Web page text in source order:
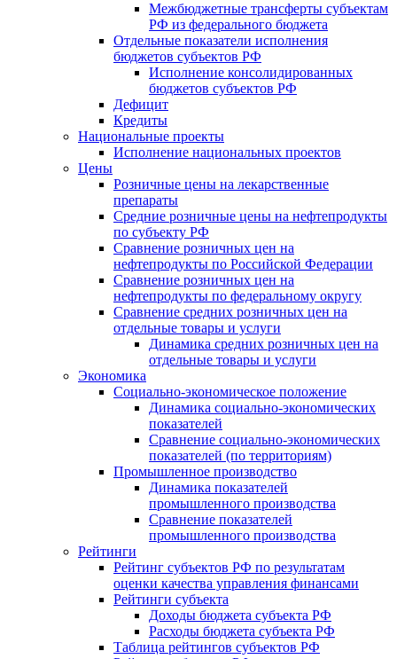
Межбюджетные трансферты субъектам
РФ из федерального бюджета
Отдельные показатели исполнения
бюджетов субъектов РФ
Исполнение консолидированных
бюджетов субъектов РФ
Дефицит
Кредиты
Национальные проекты
Исполнение национальных проектов
Цены
Розничные цены на лекарственные
препараты
Средние розничные цены на нефтепродукты
по субъекту РФ
Сравнение розничных цен на
нефтепродукты по Российской Федерации
Сравнение розничных цен на
нефтепродукты по федеральному округу
Сравнение средних розничных цен на
отдельные товары и услуги
Динамика средних розничных цен на
отдельные товары и услуги
Экономика
Социально-экономическое положение
Динамика социально-экономических
показателей
Сравнение социально-экономических
показателей (по территориям)
Промышленное производство
Динамика показателей
промышленного производства
Сравнение показателей
промышленного производства
Рейтинги
Рейтинг субъектов РФ по результатам
оценки качества управления финансами
Рейтинги субъекта
Доходы бюджета субъекта РФ
Расходы бюджета субъекта РФ
Таблица рейтингов субъектов РФ